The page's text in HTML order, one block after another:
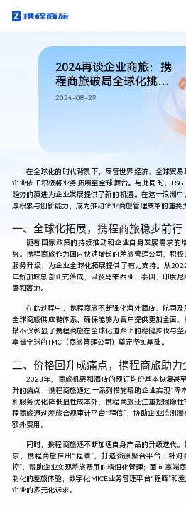
2024再谈企业商旅：携
程商旅破局全球化挑
战，引领商旅5.0时代
2024-08-29
在全球化的时代背景下，尽管世界经济、全球贸
企业依旧积极将业务拓展至全球舞台。与此同时，
趋势的演进为企业发展提供了新的机遇。在这一浪潮
厚积累与创新能力，成为推动企业商旅管理变革的重要
一、全球化拓展，携程商旅稳步前行
随着国家政策的持续推动和企业自身发展需求的
势。携程商旅作为国内快速增长的差旅管理公司，积极
服务升级，为企业全球化拓展提供了有力支持。从
年新加坡总部正式落成，以及马来西亚、泰国、印度
署和落地。
在此过程中，携程商旅不断强化海外酒店、航司
全球商旅供应链体系，确保能够为客户提供更加全面
措不仅彰显了携程商旅在全球化道路上的稳健步伐与坚
享誉全球的TMC（商旅管理公司）奠定坚实基础。
二、价格回升成痛点，携程商旅助力
2023年，商旅机票和酒店的预订均价基本恢复甚
升的痛点，携程商旅通过一系列措施帮助企业实现“降
和服务优化降低显性成本外，携程商旅还注重挖掘隐
程商旅通过差旅合规审计平台“程信”，协助企业监测
额外费用。
同时，携程商旅还不断加速自身产品的升级迭代
求，携程商旅推出“程曦”，打造资源聚合平台；针
控”，帮助企业实现差旅费用的精细化管理；面向高端
制化的差旅体验；数字化MICE业务管理平台“程晖”和
企业的多元化诉求。